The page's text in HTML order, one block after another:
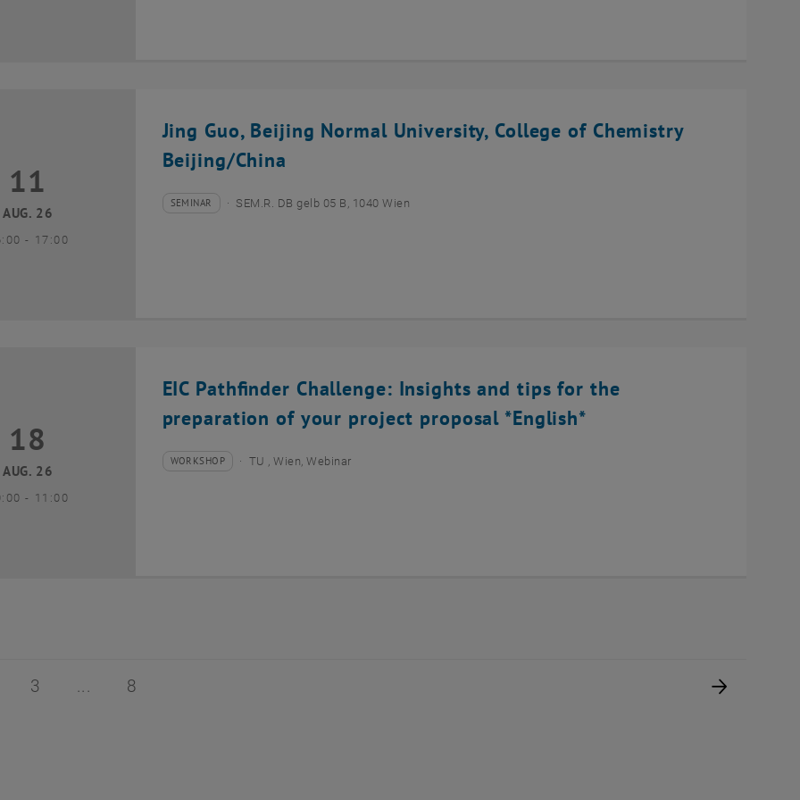
Jing Guo, Beijing Normal University, College of Chemistry
Beijing/China
August 2026
11
AUG. 26
- bis
17:00
Veranstaltungstyp:
SEMINAR
Veranstaltungsort:SEM.R. DB gelb 05 B, 1040 Wien
EIC Pathfinder Challenge: Insights and tips for the
preparation of your project proposal *English*
August 2026
18
AUG. 26
- bis
11:00
Veranstaltungstyp:
WORKSHOP
Veranstaltungsort:TU , Wien, Webinar
8
2 von 8
Seite 3 von 8
3 Seite 8 von 8
8